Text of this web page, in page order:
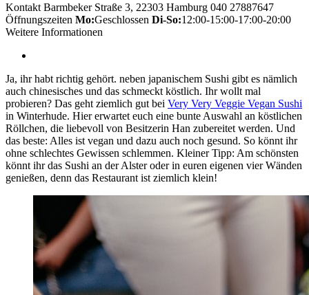
Kontakt Barmbeker Straße 3, 22303 Hamburg 040 27887647
Öffnungszeiten Mo:Geschlossen Di-So:12:00-15:00-17:00-20:00
Weitere Informationen
Ja, ihr habt richtig gehört. neben japanischem Sushi gibt es nämlich
auch chinesisches und das schmeckt köstlich. Ihr wollt mal
probieren? Das geht ziemlich gut bei Very Very Veggie Vegan Sushi
in Winterhude. Hier erwartet euch eine bunte Auswahl an köstlichen
Röllchen, die liebevoll von Besitzerin Han zubereitet werden. Und
das beste: Alles ist vegan und dazu auch noch gesund. So könnt ihr
ohne schlechtes Gewissen schlemmen. Kleiner Tipp: Am schönsten
könnt ihr das Sushi an der Alster oder in euren eigenen vier Wänden
genießen, denn das Restaurant ist ziemlich klein!